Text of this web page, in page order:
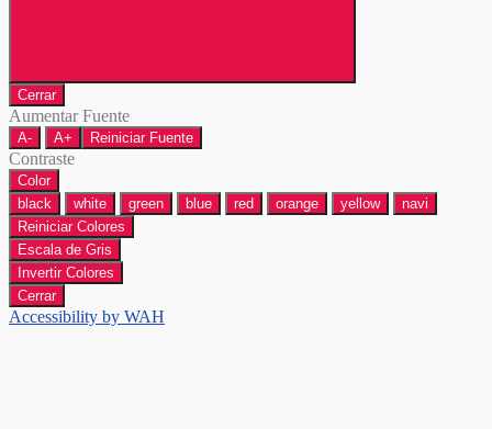
Cerrar
Aumentar Fuente
A- A+ Reiniciar Fuente
Contraste
Color
black
white green blue red orange yellow
navi
Reiniciar Colores
Escala de Gris
Invertir Colores
Cerrar
Accessibility by WAH